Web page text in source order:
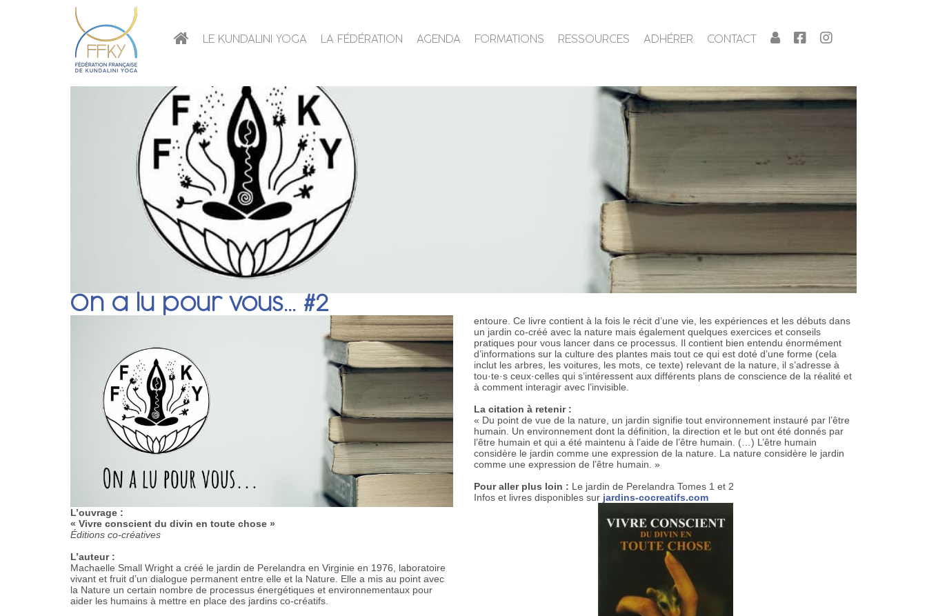
LE KUNDALINI YOGA LA FÉDÉRATION AGENDA FORMATIONS RESSOURCES ADHÉRER CONTACT
On a lu pour vous… #2
L’ouvrage :
« Vivre conscient du divin en toute chose »
Éditions co-créatives
L’auteur :
Machaelle Small Wright a créé le jardin de Perelandra en Virginie en 1976, laboratoire
vivant et fruit d’un dialogue permanent entre elle et la Nature. Elle a mis au point avec
la Nature un certain nombre de processus énergétiques et environnementaux pour
aider les humains à mettre en place des jardins co-créatifs.
entoure. Ce livre contient à la fois le récit d’une vie, les expériences et les débuts dans
un jardin co-créé avec la nature mais également quelques exercices et conseils
pratiques pour vous lancer dans ce processus. Il contient bien entendu énormément
d’informations sur la culture des plantes mais tout ce qui est doté d’une forme (cela
inclut les arbres, les voitures, les mots, ce texte) relevant de la nature, il s’adresse à
tou·te·s ceux·celles qui s’intéressent aux différents plans de conscience de la réalité et
à comment interagir avec l’invisible.
La citation à retenir :
« Du point de vue de la nature, un jardin signifie tout environnement instauré par l’être
humain. Un environnement dont la définition, la direction et le but ont été donnés par
l’être humain et qui a été maintenu à l’aide de l’être humain. (…) L’être humain
considère le jardin comme une expression de la nature. La nature considère le jardin
comme une expression de l’être humain. »
Pour aller plus loin : Le jardin de Perelandra Tomes 1 et 2
Infos et livres disponibles sur jardins-cocreatifs.com